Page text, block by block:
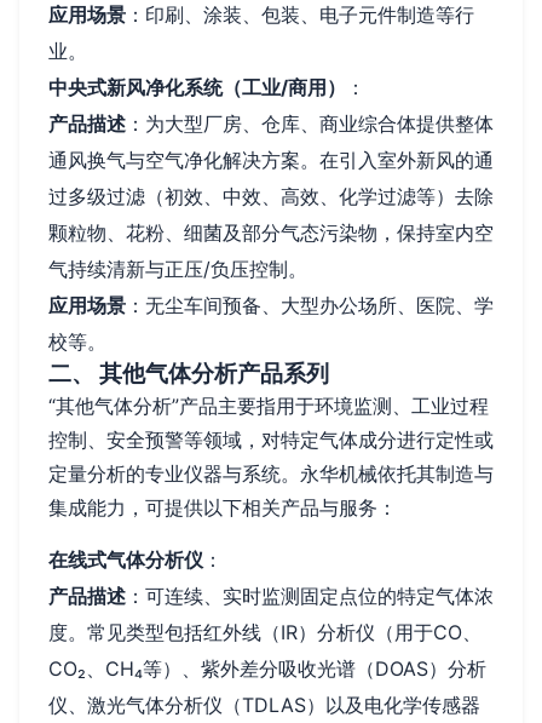
应用场景 ：印刷、涂装、包装、电子元件制造等行
业。
中央式新风净化系统（工业/商用）
：
产品描述 ：为大型厂房、仓库、商业综合体提供整体
通风换气与空气净化解决方案。在引入室外新风的通
过多级过滤（初效、中效、高效、化学过滤等）去除
颗粒物、花粉、细菌及部分气态污染物，保持室内空
气持续清新与正压/负压控制。
应用场景 ：无尘车间预备、大型办公场所、医院、学
校等。
二、 其他气体分析产品系列
“其他气体分析”产品主要指用于环境监测、工业过程
控制、安全预警等领域，对特定气体成分进行定性或
定量分析的专业仪器与系统。永华机械依托其制造与
集成能力，可提供以下相关产品与服务：
在线式气体分析仪 ：
产品描述 ：可连续、实时监测固定点位的特定气体浓
度。常见类型包括红外线（IR）分析仪（用于CO、
CO₂、CH₄等）、紫外差分吸收光谱（DOAS）分析
仪、激光气体分析仪（TDLAS）以及电化学传感器